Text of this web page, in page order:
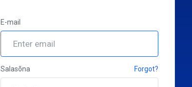
E-mail
Salasõna Forgot?